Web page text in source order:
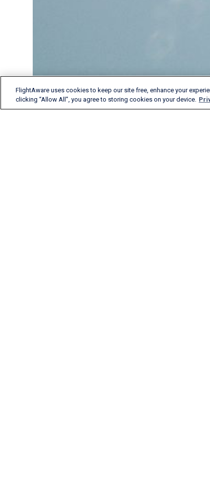
FlightAware uses cookies to keep our site free, enhance your
clicking “Allow All”, you agree to storing cookies on your device.